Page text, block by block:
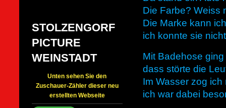
STOLZENGORF
PICTURE
WEINSTADT
Unten sehen Sie den
Zuschauer-Zähler dieser neu
erstellten Webseite
Die Farbe? Weiss
Die Marke kann
ich konnte sie
Mit Badehose
dass störte die
Im Wasser zog
ich war dabei